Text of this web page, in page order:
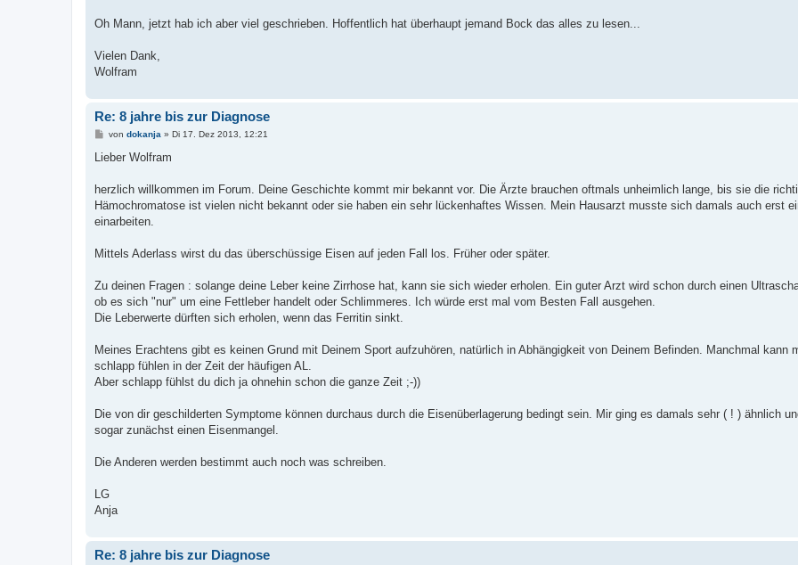
Oh Mann, jetzt hab ich aber viel geschrieben. Hoffentlich hat überhaupt jemand Bock das alles zu lesen...
Vielen Dank,
Wolfram
Re: 8 jahre bis zur Diagnose
B
i
a
von dokanja » Di 17. Dez 2013, 12:21
Lieber Wolfram
herzlich willkommen im Forum. Deine Geschichte kommt mir bekannt vor. Die Ärzte brauchen oftmals unheimlich lange, bis sie die
Hämochromatose ist vielen nicht bekannt oder sie haben ein sehr lückenhaftes Wissen. Mein Hausarzt musste sich damals auch erst
einarbeiten.
Mittels Aderlass wirst du das überschüssige Eisen auf jeden Fall los. Früher oder später.
Zu deinen Fragen : solange deine Leber keine Zirrhose hat, kann sie sich wieder erholen. Ein guter Arzt wird schon durch einen
ob es sich "nur" um eine Fettleber handelt oder Schlimmeres. Ich würde erst mal vom Besten Fall ausgehen.
Die Leberwerte dürften sich erholen, wenn das Ferritin sinkt.
Meines Erachtens gibt es keinen Grund mit Deinem Sport aufzuhören, natürlich in Abhängigkeit von Deinem Befinden. Manchmal kann
schlapp fühlen in der Zeit der häufigen AL.
Aber schlapp fühlst du dich ja ohnehin schon die ganze Zeit ;-))
Die von dir geschilderten Symptome können durchaus durch die Eisenüberlagerung bedingt sein. Mir ging es damals sehr ( ! ) ähnlich
sogar zunächst einen Eisenmangel.
Die Anderen werden bestimmt auch noch was schreiben.
LG
Anja
Re: 8 jahre bis zur Diagnose